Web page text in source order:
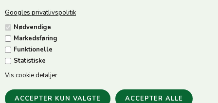
Googles privatlivspolitik
Nødvendige
Markedsføring
Funktionelle
Statistiske
Vis cookie detaljer
Jeg accepterer vilkårene
Følg os